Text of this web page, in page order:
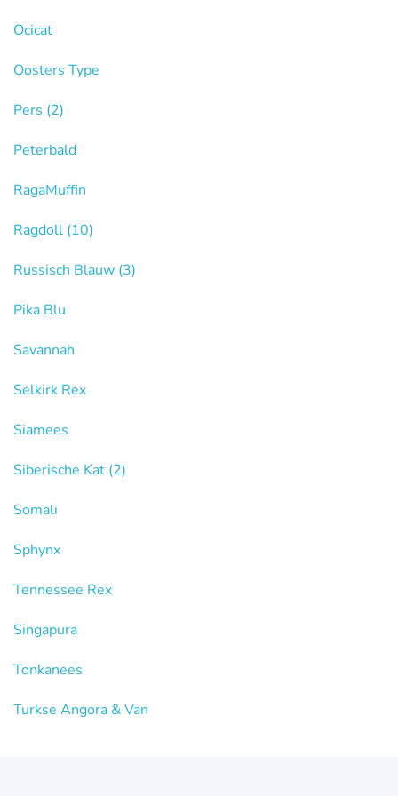
Ocicat
Oosters Type
Pers (2)
Peterbald
RagaMuffin
Ragdoll (10)
Russisch Blauw (3)
Pika Blu
Savannah
Selkirk Rex
Siamees
Siberische Kat (2)
Somali
Sphynx
Tennessee Rex
Singapura
Tonkanees
Turkse Angora & Van